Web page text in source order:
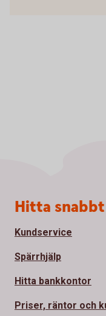
Sidfot
Hitta snabbt
Kundservice
Spärrhjälp
Hitta bankkontor
Priser, räntor och